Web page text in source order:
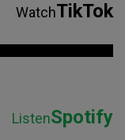
WatchTikTok
ListenSpotify